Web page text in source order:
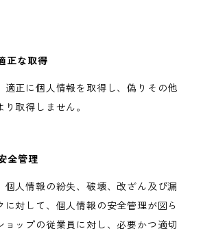
正な取得
適正に個人情報を取得し、偽りその他
取得しません。
全管理
個人情報の紛失、破壊、改ざん及び漏
に対して、個人情報の安全管理が図ら
ョップの従業員に対し、必要かつ適切